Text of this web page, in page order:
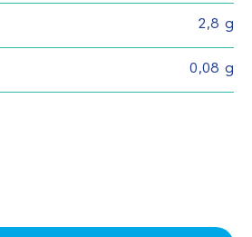
2,8 g
0,08 g